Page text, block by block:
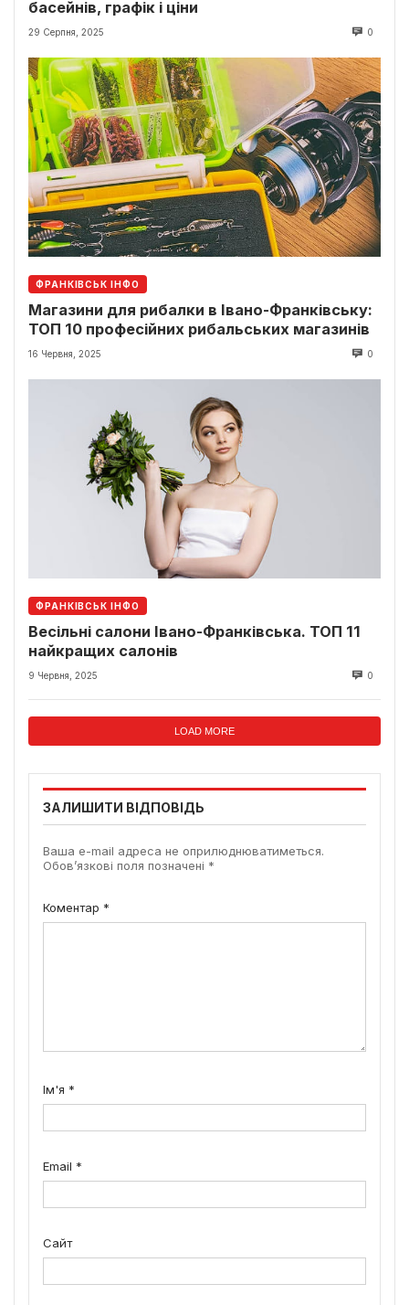
басейнів, графік і ціни
29 Серпня, 2025 0
ФРАНКІВСЬК ІНФО
Магазини для рибалки в Івано-Франківську:
ТОП 10 професійних рибальських магазинів
16 Червня, 2025 0
ФРАНКІВСЬК ІНФО
Весільні салони Івано-Франківська. ТОП 11
найкращих салонів
9 Червня, 2025 0
LOAD MORE
ЗАЛИШИТИ ВІДПОВІДЬ
Ваша e-mail адреса не оприлюднюватиметься.
Обов’язкові поля позначені *
Коментар *
Ім'я *
Email *
Сайт